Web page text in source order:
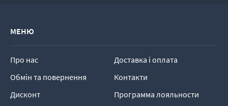
МЕНЮ
Про нас
Доставка і оплата
Обмін та повернення
Контакти
Дисконт
Программа лояльности